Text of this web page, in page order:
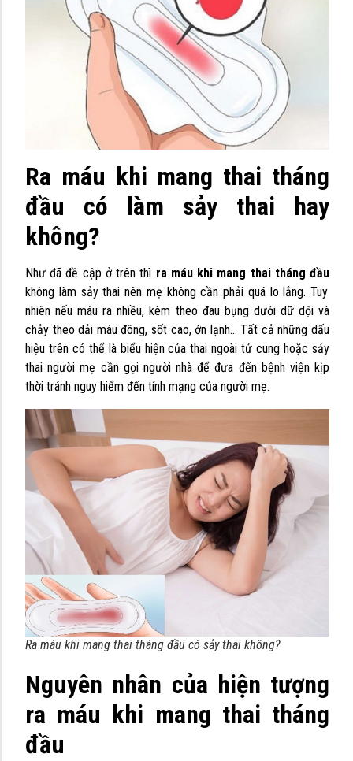
Ra máu khi mang thai tháng
đầu có làm sảy thai hay
không?
Như đã đề cập ở trên thì ra máu khi mang thai tháng đầu
không làm sảy thai nên mẹ không cần phải quá lo lắng. Tuy
nhiên nếu máu ra nhiều, kèm theo đau bụng dưới dữ dội và
chảy theo dải máu đông, sốt cao, ớn lạnh… Tất cả những dấu
hiệu trên có thể là biểu hiện của thai ngoài tử cung hoặc sảy
thai người mẹ cần gọi người nhà để đưa đến bệnh viện kịp
thời tránh nguy hiểm đến tính mạng của người mẹ.
Ra máu khi mang thai tháng đầu có sảy thai không?
Nguyên nhân của hiện tượng
ra máu khi mang thai tháng
đầu